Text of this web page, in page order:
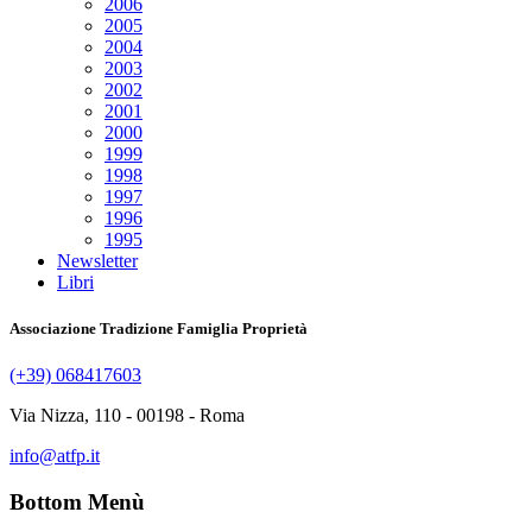
2006
2005
2004
2003
2002
2001
2000
1999
1998
1997
1996
1995
Newsletter
Libri
Associazione Tradizione Famiglia Proprietà
(+39) 068417603
Via Nizza, 110 - 00198 - Roma
info@atfp.it
Bottom Menù